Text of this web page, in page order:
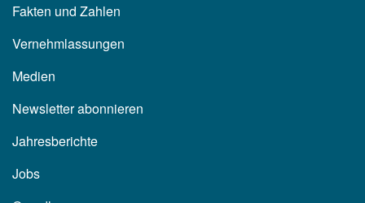
Fakten und Zahlen
Vernehmlassungen
Medien
Newsletter abonnieren
Jahresberichte
Jobs